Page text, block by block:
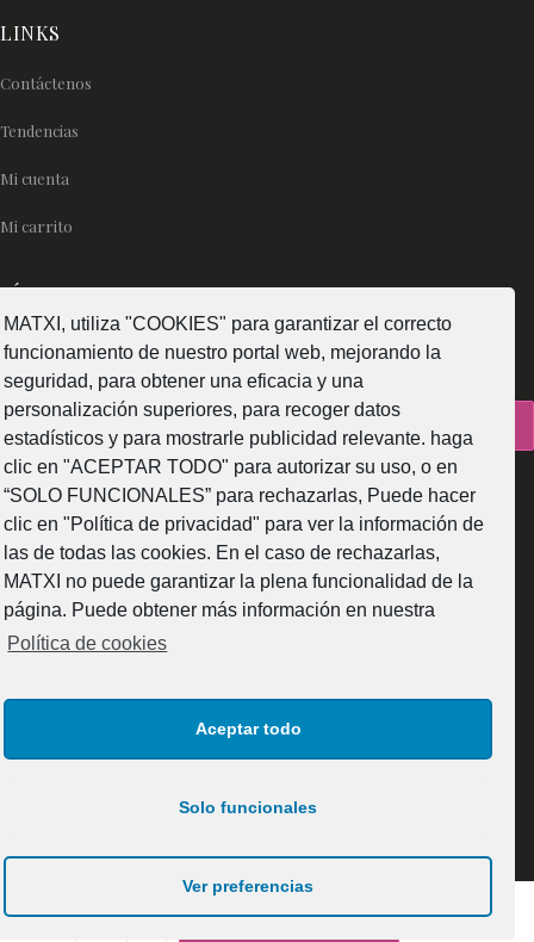
MATXI, utiliza "COOKIES" para garantizar el correcto
funcionamiento de nuestro portal web, mejorando la
seguridad, para obtener una eficacia y una
personalización superiores, para recoger datos
estadísticos y para mostrarle publicidad relevante. haga
clic en "ACEPTAR TODO" para autorizar su uso, o en
“SOLO FUNCIONALES” para rechazarlas, Puede hacer
clic en "Política de privacidad" para ver la información de
las de todas las cookies. En el caso de rechazarlas,
MATXI no puede garantizar la plena funcionalidad de la
página. Puede obtener más información en nuestra
Política de cookies
Aceptar todo
Solo funcionales
Ver preferencias
AÑADIR AL CARRITO
LINKS
Contáctenos
Tendencias
Mi cuenta
Mi carrito
SÍGUENOS
¿Como fabricamos?
Web subvencionada por la Diputación Foral de Bizkaia
© 2025 MATXI GLASS DESIGN S.L. Todos los derechos reservados.